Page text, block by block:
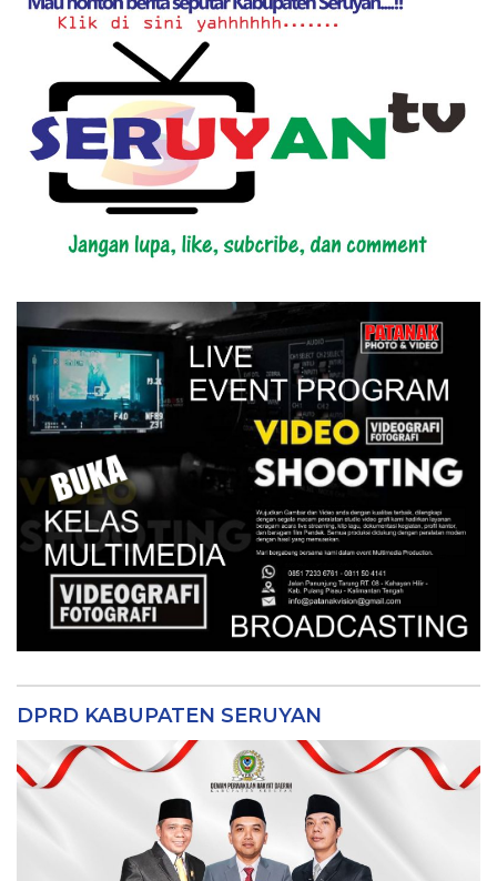
DPRD KABUPATEN SERUYAN